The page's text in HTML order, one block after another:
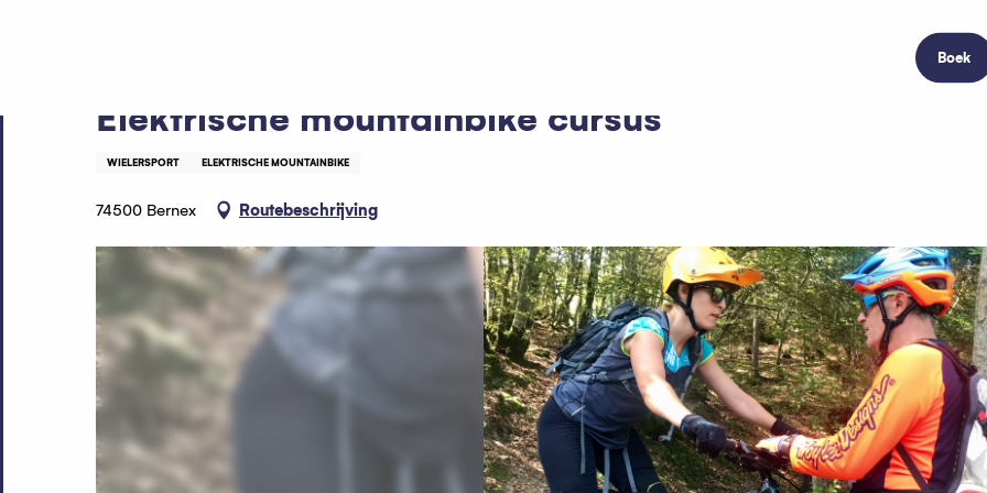
Boek
Elektrische mountainbike cursus
WIELERSPORT ELEKTRISCHE MOUNTAINBIKE
74500 Bernex Routebeschrijving